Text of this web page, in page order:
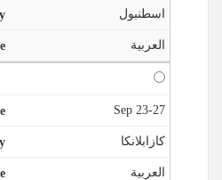
اسطنبول
العربية
23-27 Sep
كازابلانكا
العربية